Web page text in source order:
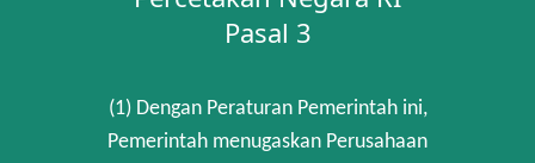
Pasal 3
(1) Dengan Peraturan Pemerintah ini,
Pemerintah menugaskan Perusahaan